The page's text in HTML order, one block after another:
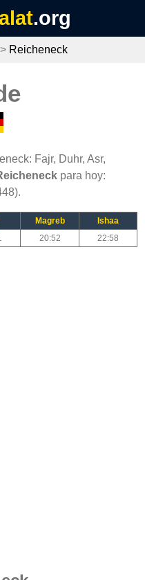
.org
> Reicheneck
Fajr, Duhr, Asr,
para hoy:
Magreb
Ishaa
20:52 22:58